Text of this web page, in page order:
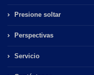
Presione soltar
Perspectivas
Servicio